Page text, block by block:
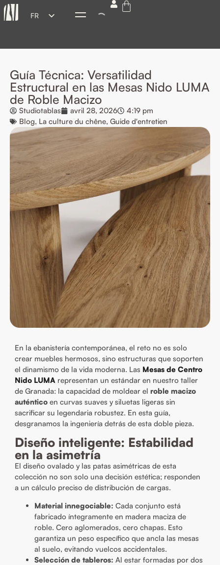
FR
EN
IT
Guía Técnica: Versatilidad
Estructural en las Mesas Nido LUMA
de Roble Macizo
Studiotablas avril 28, 2026
4:19 pm
Blog, La culture du chêne, Guide d'entretien
En la ebanistería contemporánea, el reto no es solo
crear muebles hermosos, sino estructuras que soporten
el dinamismo de la vida moderna. Las Mesas de Centro
Nido LUMA representan un estándar en nuestro taller
de Granada: la capacidad de moldear el roble macizo
auténtico en curvas suaves y siluetas ligeras sin
sacrificar su legendaria robustez. En esta guía,
desgranamos la ingeniería detrás de esta doble pieza.
Diseño inteligente: Estabilidad
en la asimetría
El diseño ovalado y las patas asimétricas de esta
colección no son solo una decisión estética; responden
a un cálculo preciso de distribución de cargas.
Material innegociable: Cada conjunto está
fabricado íntegramente en madera maciza de
roble. Cero aglomerados, cero chapas. Esto
garantiza un peso específico que ancla las mesas
al suelo, evitando vuelcos accidentales.
Selección de tableros: Al estar formadas por dos